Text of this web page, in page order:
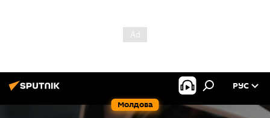
Молдова
РУС